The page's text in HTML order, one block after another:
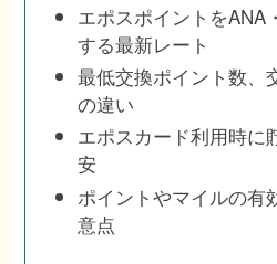
エポスポイントをANA
する最新レート
最低交換ポイント数、
の違い
エポスカード利用時に
安
ポイントやマイルの有
意点